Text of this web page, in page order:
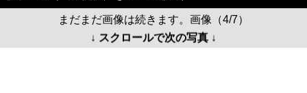
まだまだ画像は続きます。画像（4/7）
↓ スクロールで次の写真 ↓